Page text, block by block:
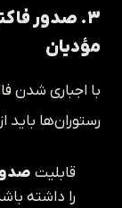
۳. صدور
مؤدیان
با اجباری شدن
رستوران‌ها باید
قابلیت
را داشته